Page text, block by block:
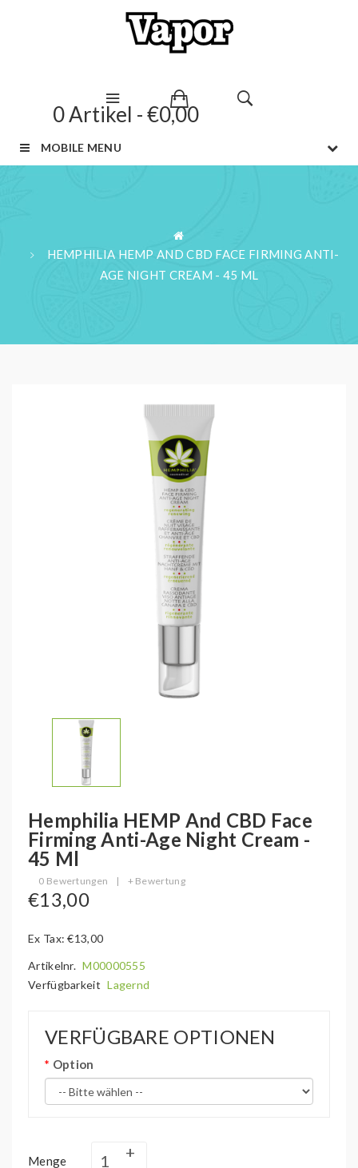
0 Artikel - €0,00
MOBILE MENU
HEMPHILIA HEMP AND CBD FACE FIRMING ANTI-
AGE NIGHT CREAM - 45 ML
Hemphilia HEMP And CBD Face
Firming Anti-Age Night Cream -
45 Ml
0 Bewertungen | + Bewertung
€13,00
Ex Tax: €13,00
Artikelnr. M00000555
Verfügbarkeit Lagernd
VERFÜGBARE OPTIONEN
Option
Menge